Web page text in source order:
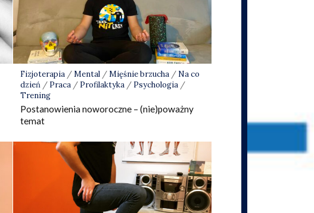
Fizjoterapia/Mental/Mięśnie brzucha/ Na co
dzień/ Praca/ Profilaktyka/ Psychologia/
Trening
Postanowienia noworoczne – (nie)poważny
temat